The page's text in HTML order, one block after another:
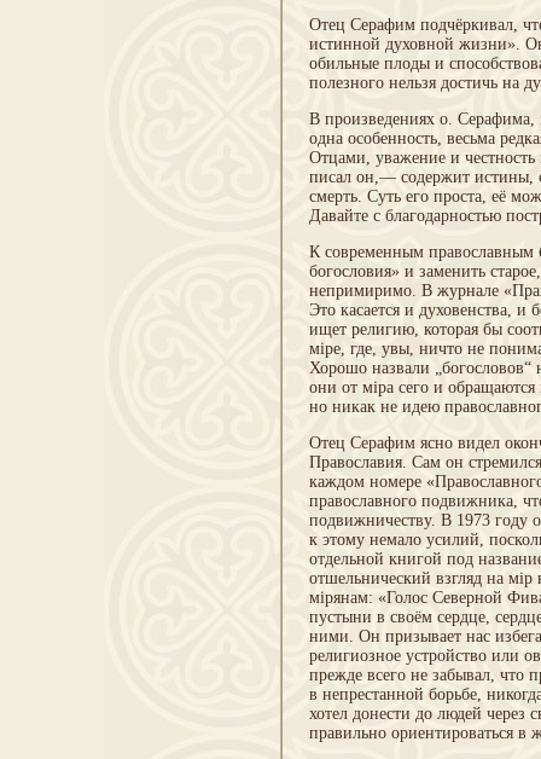
Отец Серафим подчёркивал,
истинной духовной жизни».
обильные плоды и
полезного нельзя достичь на
В произведениях о. Серафима,
одна особенность, весьма
Отцами, уважение и
писал он,— содержит истины,
смерть. Суть его проста, её
Давайте с благодарностью
К современным православным
богословия» и заменить
непримиримо. В журнале
Это касается и духовенства,
ищет религию, которая бы
міре, где, увы, ничто не
Хорошо назвали
они от міра сего и
но никак не идею
Отец Серафим ясно видел
Православия. Сам он
каждом номере
православного подвижника,
подвижничеству. В 1973 году
к этому немало усилий,
отдельной книгой под
отшельнический взгляд на
мірянам: «Голос Северной
пустыни в своём сердце,
ними. Он призывает нас
религиозное устройство или
прежде всего не забывал, что
в непрестанной борьбе,
хотел донести до людей
правильно ориентироваться в